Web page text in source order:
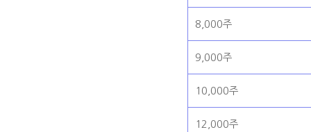
8,000주
9,000주
10,000주
12,000주